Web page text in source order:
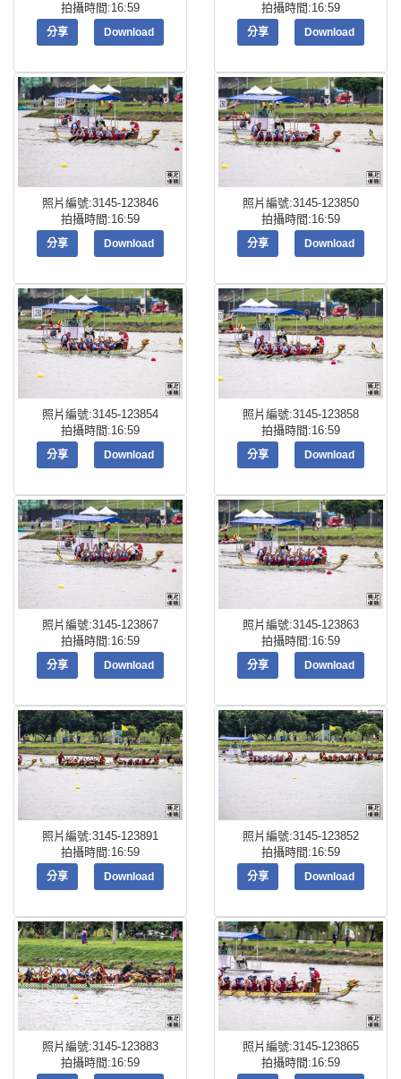
拍攝時間:16:59
分享 Download
拍攝時間:16:59
分享 Download
照片編號:3145-123846
拍攝時間:16:59
分享 Download
照片編號:3145-123850
拍攝時間:16:59
分享 Download
照片編號:3145-123854
拍攝時間:16:59
分享 Download
照片編號:3145-123858
拍攝時間:16:59
分享 Download
照片編號:3145-123867
拍攝時間:16:59
分享 Download
照片編號:3145-123863
拍攝時間:16:59
分享 Download
照片編號:3145-123891
拍攝時間:16:59
分享 Download
照片編號:3145-123852
拍攝時間:16:59
分享 Download
照片編號:3145-123883
拍攝時間:16:59
照片編號:3145-123865
拍攝時間:16:59